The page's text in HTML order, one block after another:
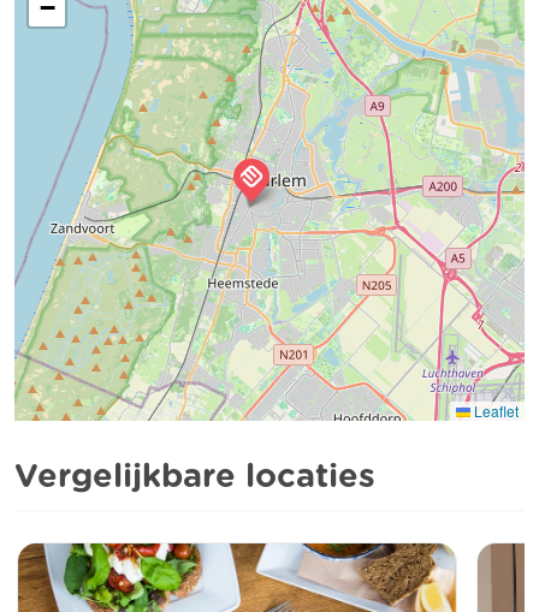
−
Leaflet
Vergelijkbare locaties